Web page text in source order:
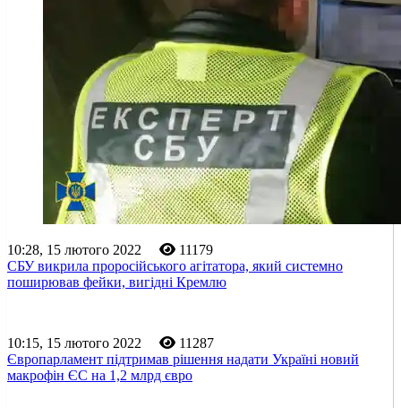
10:28, 15 лютого 2022
11179
СБУ викрила проросійського агітатора, який системно
поширював фейки, вигідні Кремлю
10:15, 15 лютого 2022
11287
Європарламент підтримав рішення надати Україні новий
макрофін ЄС на 1,2 млрд євро